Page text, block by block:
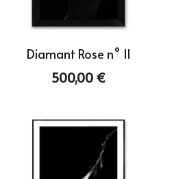
Diamant Rose n° 11
500,00 €